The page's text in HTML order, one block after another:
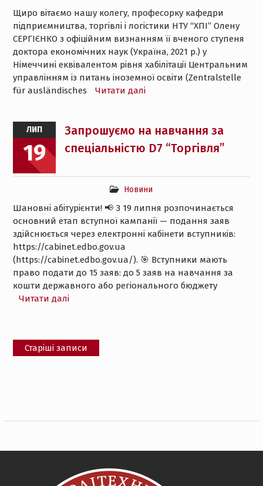
Щиро вітаємо нашу колегу, професорку кафедри
підприємництва, торгівлі і логістики НТУ “ХПІ” Олену
СЕРГІЄНКО з офіційним визнанням її вченого ступеня
доктора економічних наук (Україна, 2021 р.) у
Німеччині еквівалентом рівня хабілітації Центральним
управлінням із питань іноземної освіти (Zentralstelle
für ausländisches
Читати далі
ЛИП
19
Запрошуємо на навчання за
спеціальністю D7 “Торгівля”
Новини
Шановні абітурієнти! 📢 З 19 липня розпочинається
основний етап вступної кампанії — подання заяв
здійснюється через електронні кабінети вступників:
https://cabinet.edbo.gov.ua
(https://cabinet.edbo.gov.ua/). 🎯 Вступники мають
право подати до 15 заяв: до 5 заяв на навчання за
кошти державного або регіонального бюджету
Читати далі
Навігація
за
Старіші записи